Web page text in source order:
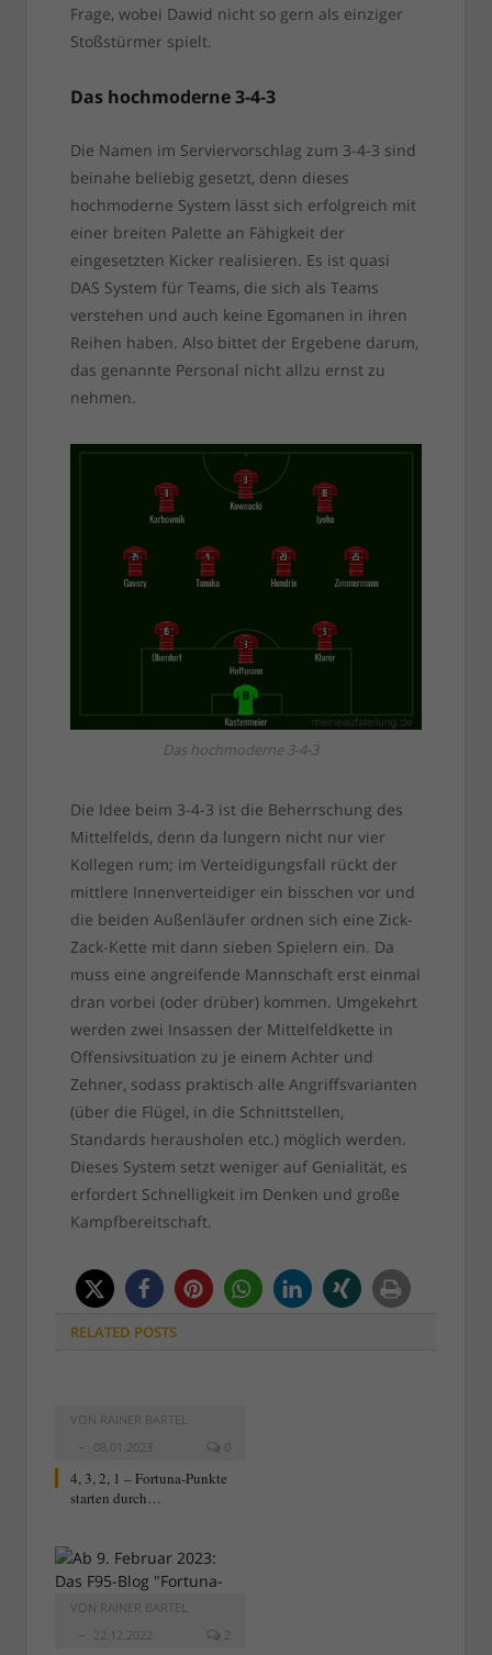
Frage, wobei Dawid nicht so gern als einziger
Stoßstürmer spielt.
Das hochmoderne 3-4-3
Die Namen im Serviervorschlag zum 3-4-3 sind
beinahe beliebig gesetzt, denn dieses
hochmoderne System lässt sich erfolgreich mit
einer breiten Palette an Fähigkeit der
eingesetzten Kicker realisieren. Es ist quasi
DAS System für Teams, die sich als Teams
verstehen und auch keine Egomanen in ihren
Reihen haben. Also bittet der Ergebene darum,
das genannte Personal nicht allzu ernst zu
nehmen.
Das hochmoderne 3-4-3
Die Idee beim 3-4-3 ist die Beherrschung des
Mittelfelds, denn da lungern nicht nur vier
Kollegen rum; im Verteidigungsfall rückt der
mittlere Innenverteidiger ein bisschen vor und
die beiden Außenläufer ordnen sich eine Zick-
Zack-Kette mit dann sieben Spielern ein. Da
muss eine angreifende Mannschaft erst einmal
dran vorbei (oder drüber) kommen. Umgekehrt
werden zwei Insassen der Mittelfeldkette in
Offensivsituation zu je einem Achter und
Zehner, sodass praktisch alle Angriffsvarianten
(über die Flügel, in die Schnittstellen,
Standards herausholen etc.) möglich werden.
Dieses System setzt weniger auf Genialität, es
erfordert Schnelligkeit im Denken und große
Kampfbereitschaft.
RELATED POSTS
VON RAINER BARTEL
08.01.2023
0
4, 3, 2, 1 – Fortuna-Punkte
starten durch…
VON RAINER BARTEL
22.12.2022
2